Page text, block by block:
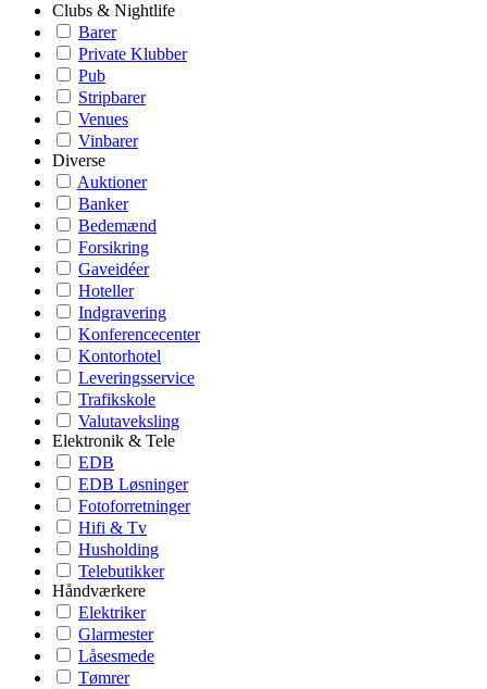
Clubs & Nightlife
Barer
Private Klubber
Pub
Stripbarer
Venues
Vinbarer
Diverse
Auktioner
Banker
Bedemænd
Forsikring
Gaveidéer
Hoteller
Indgravering
Konferencecenter
Kontorhotel
Leveringsservice
Trafikskole
Valutaveksling
Elektronik & Tele
EDB
EDB Løsninger
Fotoforretninger
Hifi & Tv
Husholding
Telebutikker
Håndværkere
Elektriker
Glarmester
Låsesmede
Tømrer